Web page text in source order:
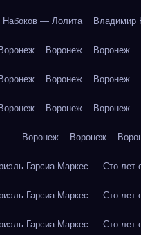
Набоков — Лолита Владимир
Воронеж Воронеж Воронеж
Воронеж Воронеж Воронеж
Воронеж Воронеж Воронеж
Воронеж Воронеж
Гарсиа Маркес — Сто лет
Гарсиа Маркес — Сто лет
Гарсиа Маркес — Сто лет